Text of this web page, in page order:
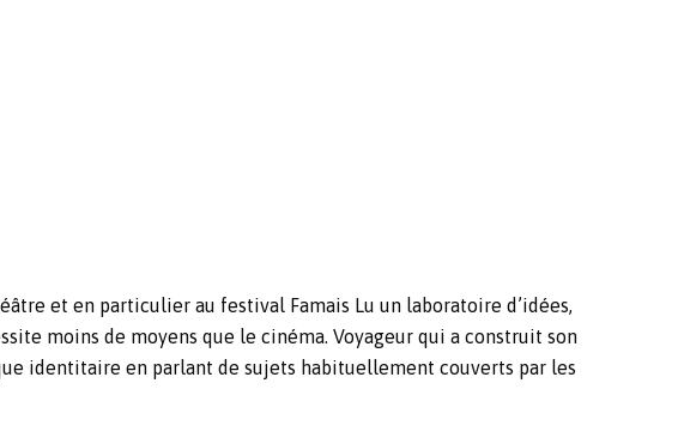
et en particulier au festival Famais Lu un laboratoire d’idées,
moins de moyens que le cinéma. Voyageur qui a construit son
identitaire en parlant de sujets habituellement couverts par les